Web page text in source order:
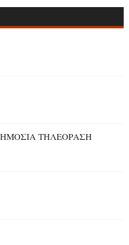
ΤΗΛΕΟΡΑΣΗ